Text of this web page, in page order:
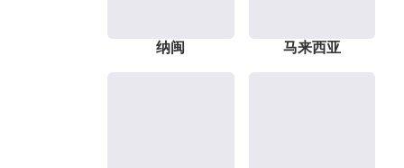
纳闽 马来西亚